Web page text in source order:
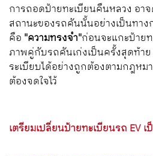
การถอดป้ายทะเบียนคืนหลวง อา
สถานะของรถคันนั้นอย่างเป็นทาง
คือ "ความทรงจำ"ก่อนจะแกะป้าย
ภาพคู่กับรถคันเก่งเป็นครั้งสุดท้า
ระเบียบได้อย่างถูกต้องตามกฎหม
ต้องจดใจไว้
เตรียมเปลี่ยนป้ายทะเบียนรถ EV เ